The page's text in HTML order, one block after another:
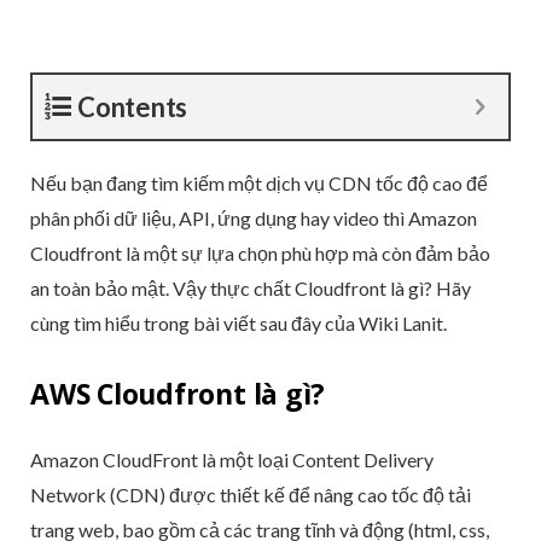
Contents
Nếu bạn đang tìm kiếm một dịch vụ CDN tốc độ cao để
phân phối dữ liệu, API, ứng dụng hay video thì Amazon
Cloudfront là một sự lựa chọn phù hợp mà còn đảm bảo
an toàn bảo mật. Vậy thực chất Cloudfront là gì? Hãy
cùng tìm hiểu trong bài viết sau đây của Wiki Lanit.
AWS Cloudfront là gì?
Amazon CloudFront là một loại Content Delivery
Network (CDN) được thiết kế để nâng cao tốc độ tải
trang web, bao gồm cả các trang tĩnh và động (html, css,